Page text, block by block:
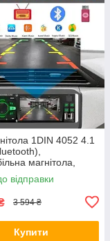
1DIN 4052 4.1
магнітола,
в машину
відправки
3 594 ₴
Купити